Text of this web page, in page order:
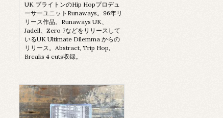
UK ブライトンのHip Hopプロデュ
ーサーユニットRunaways。96年リ
リース作品。Runaways UK、
Jadell、Zero 7などをリリースして
いるUK Ultimate Dilemma からの
リリース。Abstract, Trip Hop,
Breaks 4 cuts収録。